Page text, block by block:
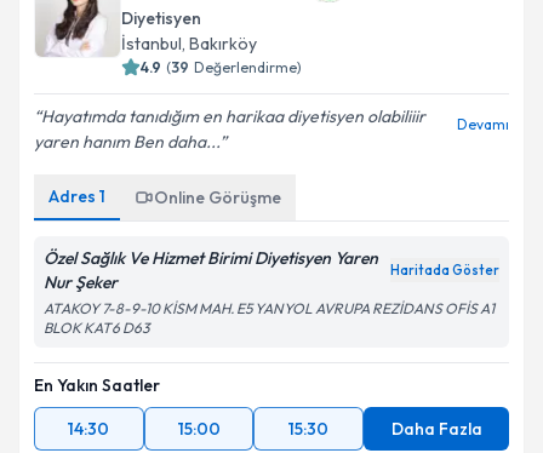
Diyetisyen
İstanbul, Bakırköy
4.9 (39 Değerlendirme)
Hayatımda tanıdığım en harikaa diyetisyen olabiliiir
yaren hanım Ben daha...
Devamı
Adres 1 Online Görüşme
Özel Sağlık Ve Hizmet Birimi Diyetisyen Yaren
Nur Şeker
Haritada Göster
ATAKOY 7-8-9-10 KİSM MAH. E5 YANYOL AVRUPA REZİDANS OFİS A1
BLOK KAT6 D63
En Yakın Saatler
14:30
15:00 15:30 Daha Fazla